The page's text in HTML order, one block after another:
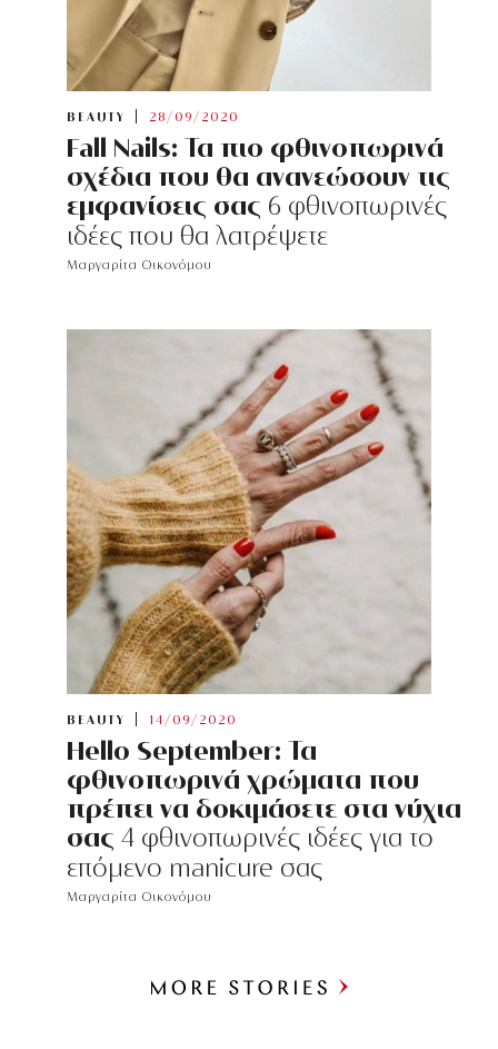
BEAUTY 28/09/2020
Fall Nails: Τα πιο φθινοπωρινά
σχέδια που θα ανανεώσουν τις
εμφανίσεις σας 6 φθινοπωρινές
ιδέες που θα λατρέψετε
Μαργαρίτα Οικονόμου
BEAUTY 14/09/2020
Hello September: Τα
φθινοπωρινά χρώματα που
πρέπει να δοκιμάσετε στα νύχια
σας 4 φθινοπωρινές ιδέες για το
επόμενο manicure σας
Μαργαρίτα Οικονόμου